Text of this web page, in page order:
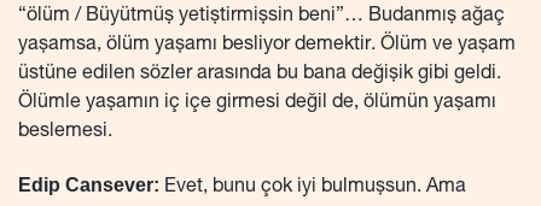
“ölüm / Büyütmüş yetiştirmişsin beni”… Budanmış ağaç
yaşamsa, ölüm yaşamı besliyor demektir. Ölüm ve yaşam
üstüne edilen sözler arasında bu bana değişik gibi geldi.
Ölümle yaşamın iç içe girmesi değil de, ölümün yaşamı
beslemesi.
Edip Cansever: Evet, bunu çok iyi bulmuşsun. Ama